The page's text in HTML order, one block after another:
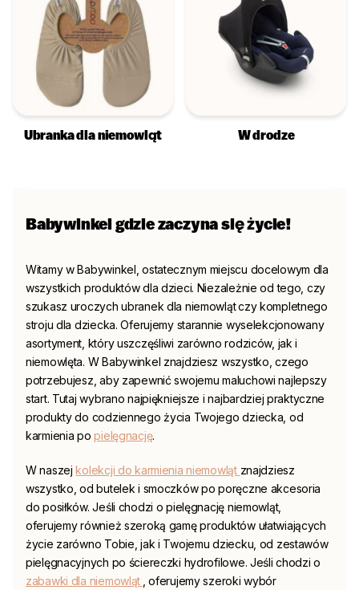
Ubranka dla niemowląt W drodze
Babywinkel gdzie zaczyna się życie!
Witamy wBabywinkel , ostatecznym miejscu docelowym dla
wszystkich produktów dla dzieci. Niezależnie od tego, czy
szukasz uroczych ubranek dla niemowlątczy kompletnego
stroju dla dziecka. Oferujemy starannie wyselekcjonowany
asortyment, który uszczęśliwi zarówno rodziców, jak i
niemowlęta. WBabywinkel znajdziesz wszystko, czego
potrzebujesz, aby zapewnić swojemu maluchowi najlepszy
start. Tutaj wybrano najpiękniejsze i najbardziej praktyczne
produkty do codziennego życia Twojego dziecka, od
karmienia popielęgnację.
W naszejkolekcji do karmienia niemowląt znajdziesz
wszystko, od butelek i smoczków po poręczne akcesoria
do posiłków. Jeśli chodzi o pielęgnację niemowląt,
oferujemy również szeroką gamę produktów ułatwiających
życie zarówno Tobie, jak i Twojemu dziecku, od zestawów
pielęgnacyjnych po ściereczki hydrofilowe. Jeśli chodzi o
zabawki dla niemowląt , oferujemy szeroki wybór